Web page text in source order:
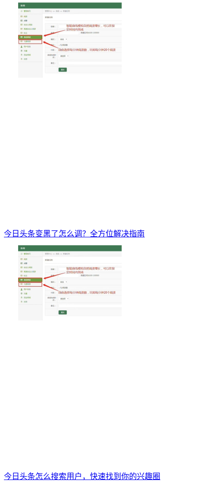
今日头条变黑了怎么调？全方位解决指南
今日头条怎么搜索用户，快速找到你的兴趣圈